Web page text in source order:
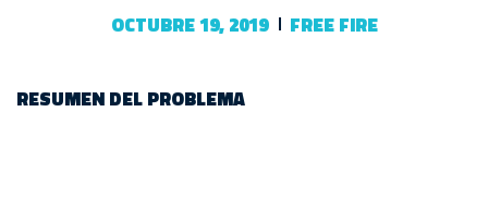
OCTUBRE 19, 2019 FREE FIRE
RESUMEN DEL PROBLEMA